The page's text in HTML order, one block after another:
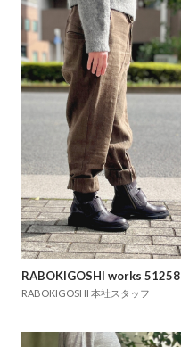
RABOKIGOSHI works 51258
RABOKIGOSHI 本社スタッフ